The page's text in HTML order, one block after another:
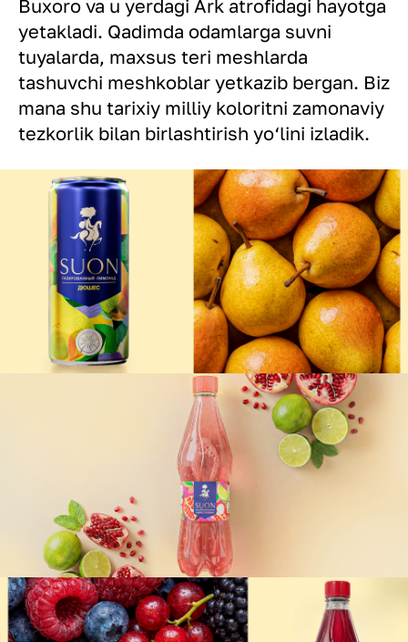
Buxoro va u yerdagi Ark atrofidagi hayotga
yetakladi. Qadimda odamlarga suvni
tuyalarda, maxsus teri meshlarda
tashuvchi meshkoblar yetkazib bergan. Biz
mana shu tarixiy milliy koloritni zamonaviy
tezkorlik bilan birlashtirish yo‘lini izladik.